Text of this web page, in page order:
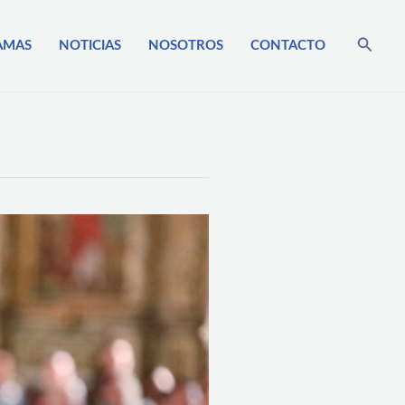
NOTICIAS NOSOTROS CONTACTO Buscar